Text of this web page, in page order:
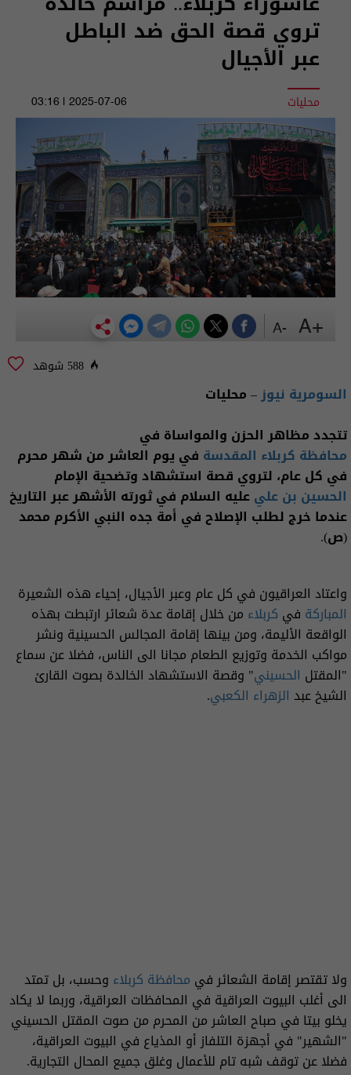
تروي قصة الحق ضد الباطل
عبر الأجيال
محليات 2025-07-06 | 03:16
588 شوهد
السومرية نيوز– محليات
تتجدد مظاهر الحزن والمواساة في
محافظة كربلاء المقدسة في يوم العاشر من شهر محرم
في كل عام، لتروي قصة استشهاد وتضحية الإمام
الحسين بن عليعليه السلام في ثورته الأشهر عبر التاريخ
عندما خرج لطلب الإصلاح في أمة جده النبي الأكرم محمد
(ص).
واعتاد العراقيون في كل عام وعبر الأجيال، إحياء هذه الشعيرة
المباركة في كربلاء من خلال إقامة عدة شعائر ارتبطت بهذه
الواقعة الأليمة، ومن بينها إقامة المجالس الحسينية ونشر
مواكب الخدمة وتوزيع الطعام مجانا الى الناس، فضلا عن سماع
"المقتل الحسيني" وقصة الاستشهاد الخالدة بصوت القارئ
الشيخ عبد الزهراء الكعبي.
ولا تقتصر إقامة الشعائر في محافظة كربلاء وحسب، بل تمتد
الى أغلب البيوت العراقية في المحافظات العراقية، وربما لا يكاد
يخلو بيتا في صباح العاشر من المحرم من صوت المقتل الحسيني
"الشهير" في أجهزة التلفاز أو المذياع في البيوت العراقية،
فضلا عن توقف شبه تام للأعمال وغلق جميع المحال التجارية.
+A
-A